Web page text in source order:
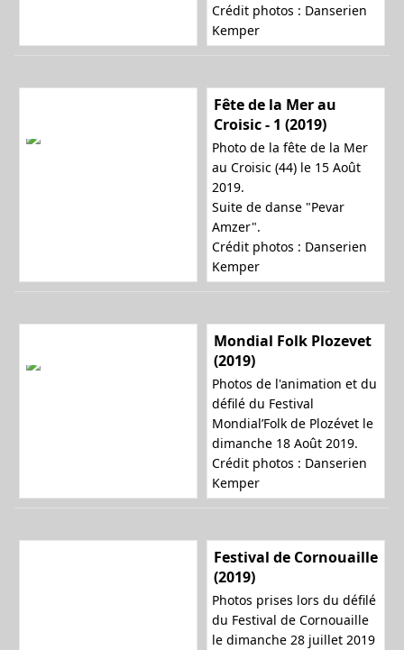
Crédit photos : Danserien
Kemper
Fête de la Mer au
Croisic - 1 (2019)
Photo de la fête de la Mer
au Croisic (44) le 15 Août
2019.
Suite de danse "Pevar
Amzer".
Crédit photos : Danserien
Kemper
Mondial Folk Plozevet
(2019)
Photos de l'animation et du
défilé du Festival
Mondial’Folk de Plozévet le
dimanche 18 Août 2019.
Crédit photos : Danserien
Kemper
Festival de Cornouaille
(2019)
Photos prises lors du défilé
du Festival de Cornouaille
le dimanche 28 juillet 2019